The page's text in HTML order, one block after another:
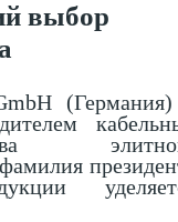
выбор